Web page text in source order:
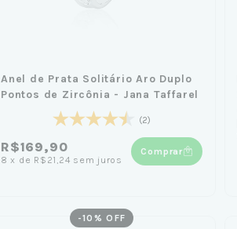
Anel de Prata Solitário Aro Duplo
Pontos de Zircônia - Jana Taffarel
(2)
R$169,90
8 x de R$21,24 sem juros
Comprar
-10 % OFF